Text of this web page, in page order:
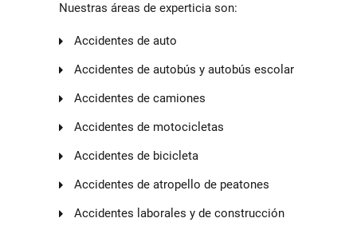
Nuestras áreas de experticia son:
Accidentes de auto
Accidentes de autobús y autobús escolar
Accidentes de camiones
Accidentes de motocicletas
Accidentes de bicicleta
Accidentes de atropello de peatones
Accidentes laborales y de construcción